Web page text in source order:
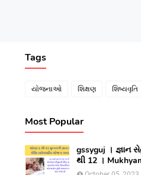
Tags
યોજનાઓ શિક્ષણ શિષ્યવૃતિ
Most Popular
gssyguj । જ્ઞાન
થી 12 । Mukhyamantri Gyan setu merit
Scholarship yojana 2023